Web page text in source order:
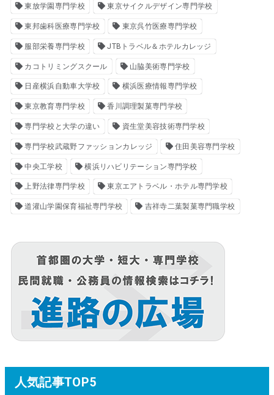
東放学園専門学校 東京サイクルデザイン専門学校
東邦歯科医療専門学校 東京呉竹医療専門学校
服部栄養専門学校 JTBトラベル＆ホテルカレッジ
カコトリミングスクール 山脇美術専門学校
日産横浜自動車大学校 横浜医療情報専門学校
東京教育専門学校 香川調理製菓専門学校
専門学校と大学の違い 資生堂美容技術専門学校
専門学校武蔵野ファッションカレッジ 住田美容専門学校
中央工学校 横浜リハビリテーション専門学校
上野法律専門学校 東京エアトラベル・ホテル専門学校
道灌山学園保育福祉専門学校 吉祥寺二葉製菓専門職学校
人気記事TOP5